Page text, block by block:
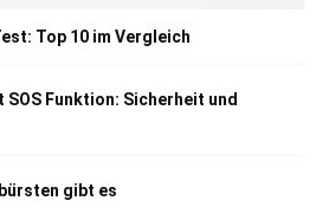
Top 10 im Vergleich
Funktion: Sicherheit und
gibt es